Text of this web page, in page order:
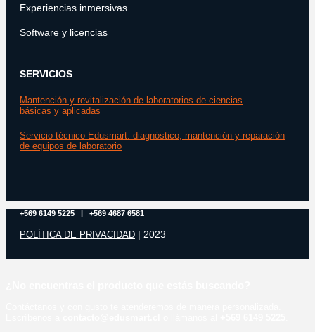
Experiencias inmersivas
Software y licencias
SERVICIOS
Mantención y revitalización de laboratorios de ciencias
básicas y aplicadas
Servicio técnico Edusmart: diagnóstico, mantención y reparación
de equipos de laboratorio
+569 6149 5225 | +569 4687 6581
POLÍTICA DE PRIVACIDAD | 2023